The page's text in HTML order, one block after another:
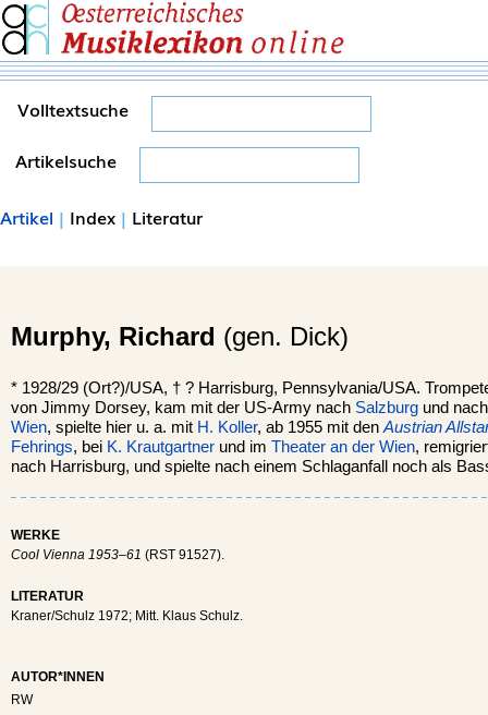
Volltextsuche
Artikelsuche
Artikel | Index | Literatur
Murphy, Richard (gen. Dick)
* 1928/29 (Ort?)/USA, † ? Harrisburg, Pennsylvania/USA.
von Jimmy Dorsey, kam mit der US-Army nach Salzburg und
Wien, spielte hier u. a. mit H. Koller, ab 1955 mit den Austrian
Fehrings, bei K. Krautgartner und im Theater an der Wien,
nach Harrisburg, und spielte nach einem Schlaganfall noch als
WERKE
Cool Vienna 1953–61 (RST 91527).
LITERATUR
Kraner/Schulz 1972; Mitt. Klaus Schulz.
AUTOR*INNEN
RW